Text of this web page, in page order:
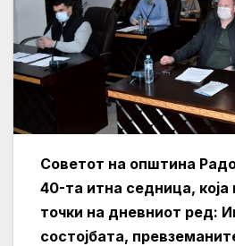
Советот на општина
40-та итна седница,
точки на дневниот ред:
состојбата,